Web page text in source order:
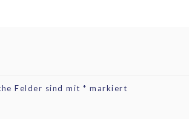
Felder sind mit * markiert